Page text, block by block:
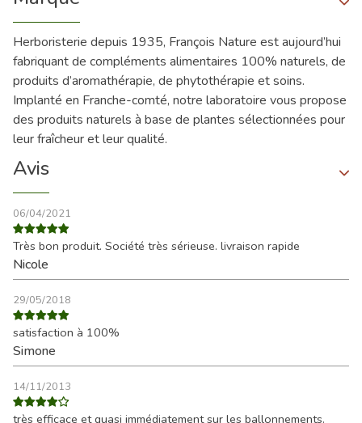
Herboristerie depuis 1935, François Nature est aujourd’hui
fabriquant de compléments alimentaires 100% naturels, de
produits d’aromathérapie, de phytothérapie et soins.
Implanté en Franche-comté, notre laboratoire vous propose
des produits naturels à base de plantes sélectionnées pour
leur fraîcheur et leur qualité.
Avis
06/04/2021
Très bon produit. Société très sérieuse. livraison rapide
Nicole
29/05/2018
satisfaction à 100%
Simone
14/11/2013
très efficace et quasi immédiatement sur les ballonnements.